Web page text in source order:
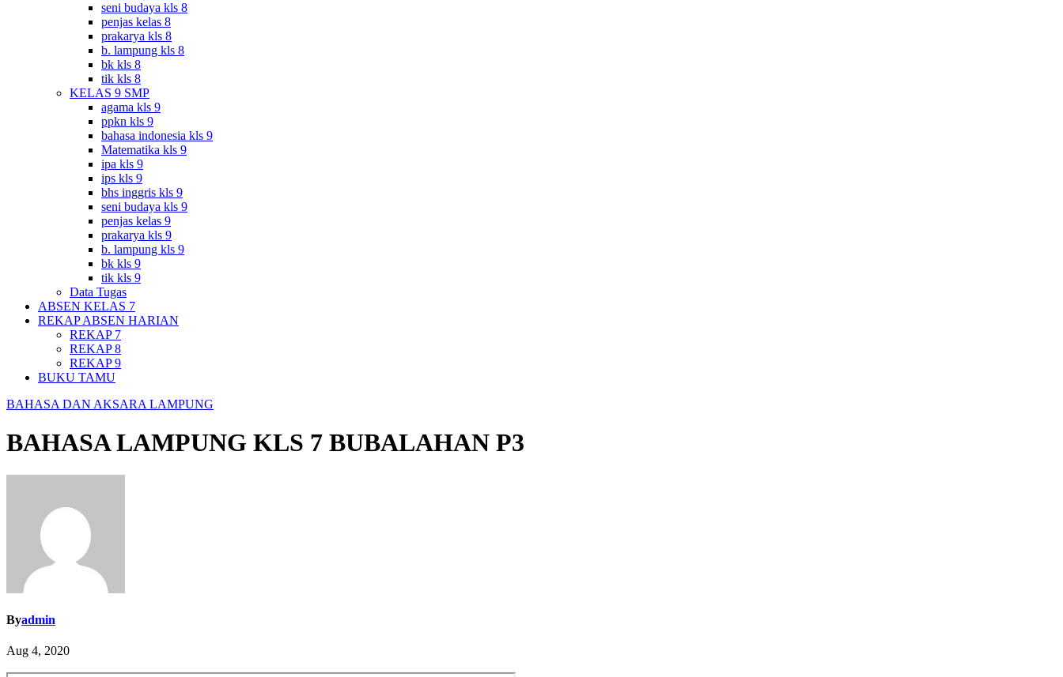
seni budaya kls 8
penjas kelas 8
prakarya kls 8
b. lampung kls 8
bk kls 8
tik kls 8
KELAS 9 SMP
agama kls 9
ppkn kls 9
bahasa indonesia kls 9
Matematika kls 9
ipa kls 9
ips kls 9
bhs inggris kls 9
seni budaya kls 9
penjas kelas 9
prakarya kls 9
b. lampung kls 9
bk kls 9
tik kls 9
Data Tugas
ABSEN KELAS 7
REKAP ABSEN HARIAN
REKAP 7
REKAP 8
REKAP 9
BUKU TAMU
BAHASA DAN AKSARA LAMPUNG
BAHASA LAMPUNG KLS 7 BUBALAHAN P3
Byadmin
Aug 4, 2020